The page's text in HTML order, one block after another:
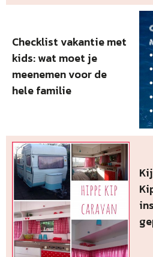
Checklist vakantie met
kids: wat moet je
meenemen voor de
hele familie